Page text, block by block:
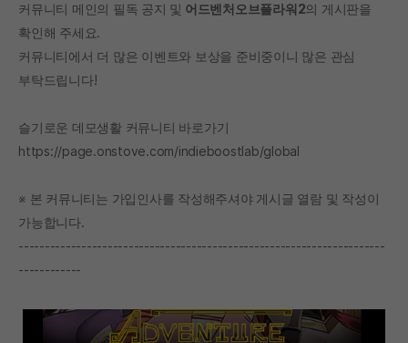
커뮤니티 메인의 필독 공지 및 어드벤처오브플라워2의 게시판을
확인해 주세요.
커뮤니티에서 더 많은 이벤트와 보상을 준비중이니 많은 관심
부탁드립니다!
슬기로운 데모생활 커뮤니티 바로가기
https://page.onstove.com/indieboostlab/global
※ 본 커뮤니티는 가입인사를 작성해주셔야 게시글 열람 및 작성이
가능합니다.
----------------------------------------------------------------------
------------